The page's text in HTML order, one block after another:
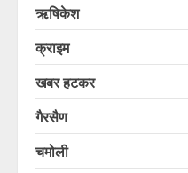
ऋषिकेश
क्राइम
खबर हटकर
गैरसैण
चमोली